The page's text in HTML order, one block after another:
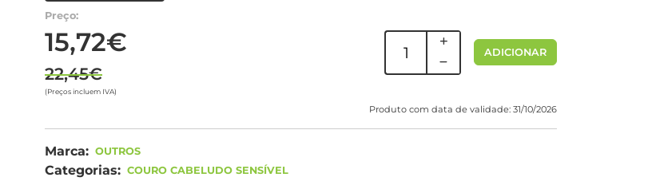
Preço:
15,72€
22,45€
(Preços incluem IVA)
ADICIONAR
Produto com data de validade: 31/10/2026
Marca: OUTROS
Categorias: COURO CABELUDO SENSÍVEL